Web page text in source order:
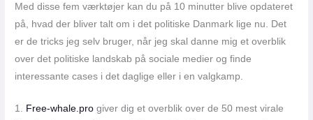
Med disse fem værktøjer kan du på 10 minutter blive opdateret
på, hvad der bliver talt om i det politiske Danmark lige nu. Det
er de tricks jeg selv bruger, når jeg skal danne mig et overblik
over det politiske landskab på sociale medier og finde
interessante cases i det daglige eller i en valgkamp.
1. Free-whale.pro giver dig et overblik over de 50 mest virale